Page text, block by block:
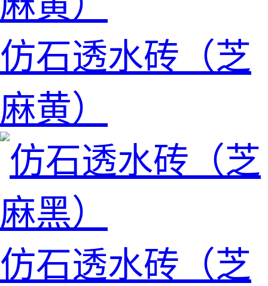
仿石透水砖（芝
麻黄）
仿石透水砖（芝